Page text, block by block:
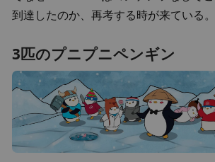
到達したのか、再考する時が来ている。
3匹のプニプニペンギン